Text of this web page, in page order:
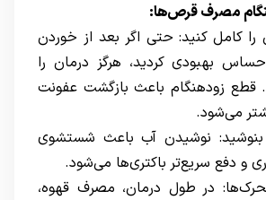
مصرف قرص‌ها:
را کامل کنید: حتی اگر بعد از خوردن
بهبودی کردید، هرگز درمان را
قطع زودهنگام باعث بازگشت عفونت
می‌شود.
بنوشید: نوشیدن آب باعث شستشوی
و دفع سریع‌تر باکتری‌ها می‌شود.
در طول درمان، مصرف قهوه،